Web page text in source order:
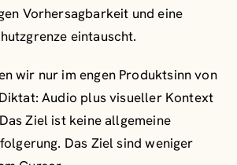
Vorhersagbarkeit und eine
eintauscht.
wir nur im engen Produktsinn von
Audio plus visueller Kontext
Ziel ist keine allgemeine
Das Ziel sind weniger